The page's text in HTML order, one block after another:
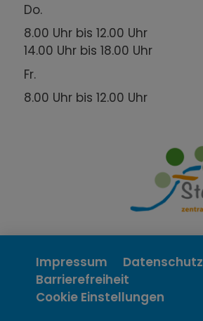
Do.
8.00 Uhr bis 12.00 Uhr
14.00 Uhr bis 18.00 Uhr
Fr.
8.00 Uhr bis 12.00 Uhr
Impressum
Datenschutz
Barrierefreiheit
Cookie Einstellungen